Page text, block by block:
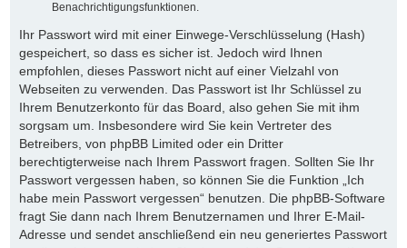
Benachrichtigungsfunktionen.
Ihr Passwort wird mit einer Einwege-Verschlüsselung (Hash)
gespeichert, so dass es sicher ist. Jedoch wird Ihnen
empfohlen, dieses Passwort nicht auf einer Vielzahl von
Webseiten zu verwenden. Das Passwort ist Ihr Schlüssel zu
Ihrem Benutzerkonto für das Board, also gehen Sie mit ihm
sorgsam um. Insbesondere wird Sie kein Vertreter des
Betreibers, von phpBB Limited oder ein Dritter
berechtigterweise nach Ihrem Passwort fragen. Sollten Sie Ihr
Passwort vergessen haben, so können Sie die Funktion „Ich
habe mein Passwort vergessen“ benutzen. Die phpBB-Software
fragt Sie dann nach Ihrem Benutzernamen und Ihrer E-Mail-
Adresse und sendet anschließend ein neu generiertes Passwort